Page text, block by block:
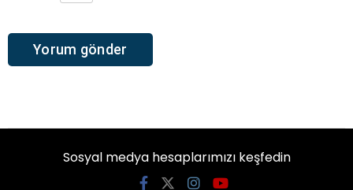
Sosyal medya hesaplarımızı keşfedin